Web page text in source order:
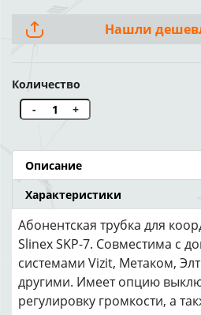
Нашли
Количество
-
+
Описание
Характеристики
Абонентская трубка для
Slinex SKP-7. Совместима с
системами Vizit, Метаком,
другими. Имеет опцию
регулировку громкости, а